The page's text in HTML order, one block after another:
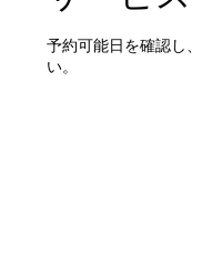
予約可能日を確認し
い。